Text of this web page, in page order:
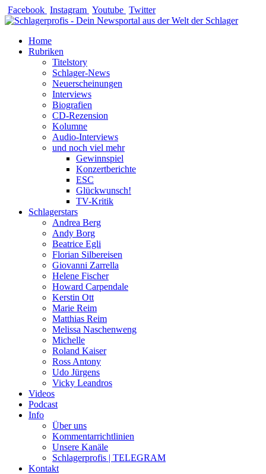
Zum
Inhalt
Facebook Instagram Youtube Twitter
Home
Rubriken
Titelstory
Schlager-News
Neuerscheinungen
Interviews
Biografien
CD-Rezension
Kolumne
Audio-Interviews
und noch viel mehr
Gewinnspiel
Konzertberichte
ESC
Glückwunsch!
TV-Kritik
Schlagerstars
Andrea Berg
Andy Borg
Beatrice Egli
Florian Silbereisen
Giovanni Zarrella
Helene Fischer
Howard Carpendale
Kerstin Ott
Marie Reim
Matthias Reim
Melissa Naschenweng
Michelle
Roland Kaiser
Ross Antony
Udo Jürgens
Vicky Leandros
Videos
Podcast
Info
Über uns
Kommentarrichtlinien
Unsere Kanäle
Schlagerprofis | TELEGRAM
Kontakt